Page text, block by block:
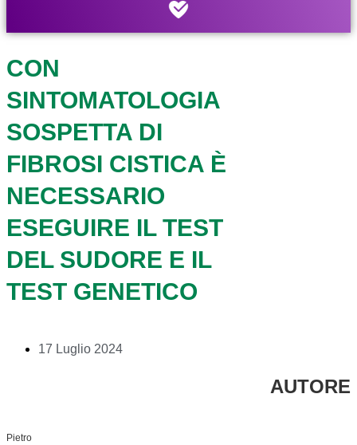
CON
SINTOMATOLOGIA
SOSPETTA DI
FIBROSI CISTICA È
NECESSARIO
ESEGUIRE IL TEST
DEL SUDORE E IL
TEST GENETICO
17 Luglio 2024
AUTORE
Pietro